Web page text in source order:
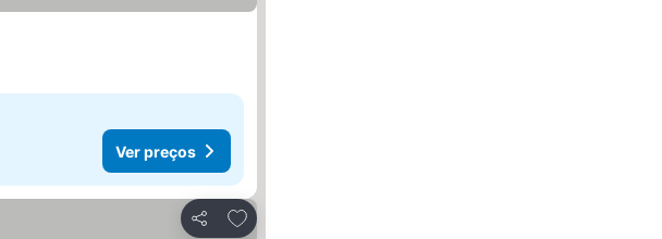
Ver preços
Partilhar
Adicionar aos favoritos